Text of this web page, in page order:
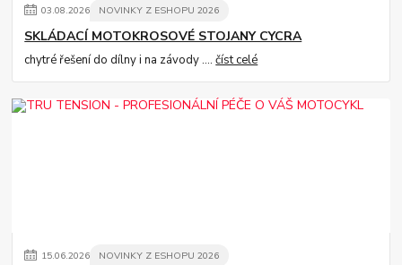
03.08.2026 NOVINKY Z ESHOPU 2026
SKLÁDACÍ MOTOKROSOVÉ STOJANY CYCRA
chytré řešení do dílny i na závody ....číst celé
15.06.2026 NOVINKY Z ESHOPU 2026